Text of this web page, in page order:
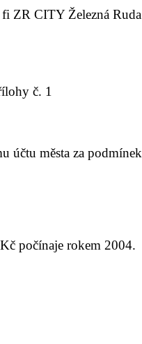
ZR CITY Železná
č. 1
účtu města za
počínaje rokem 2004.